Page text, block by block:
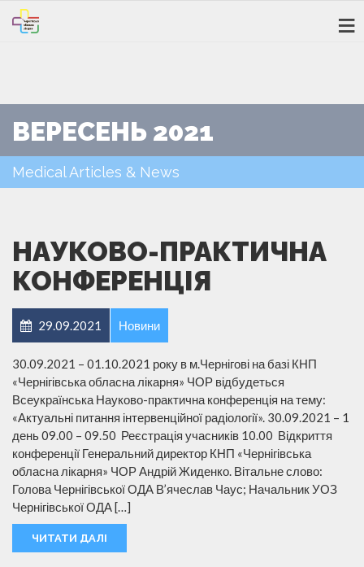
ВЕРЕСЕНЬ 2021
Medical Articles & News
НАУКОВО-ПРАКТИЧНА
КОНФЕРЕНЦІЯ
29.09.2021 Новини
30.09.2021 – 01.10.2021 року в м.Чернігові на базі КНП
«Чернігівська обласна лікарня» ЧОР відбудеться
Всеукраїнська Науково-практична конференція на тему:
«Актуальні питання інтервенційної радіології». 30.09.2021 – 1
день 09.00 – 09.50 Реєстрація учасників 10.00 Відкриття
конференції Генеральний директор КНП «Чернігівська
обласна лікарня» ЧОР Андрій Жиденко. Вітальне слово:
Голова Чернігівської ОДА В’ячеслав Чаус; Начальник УОЗ
Чернігівської ОДА […]
ЧИТАТИ ДАЛІ